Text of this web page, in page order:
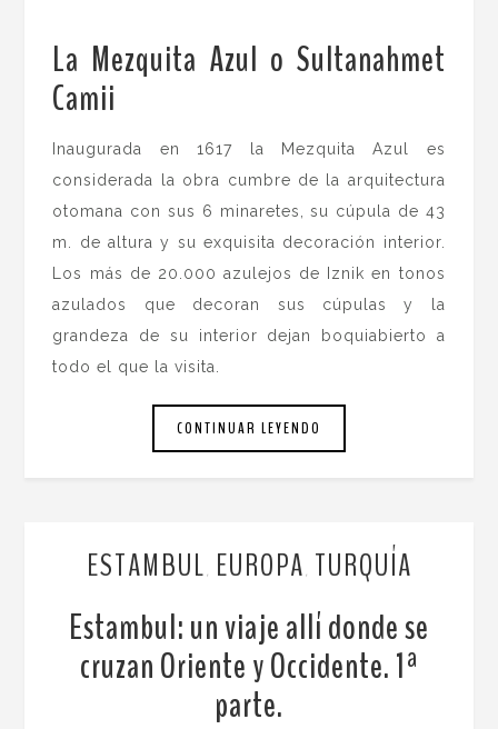
La Mezquita Azul o Sultanahmet
Camii
Inaugurada en 1617 la Mezquita Azul es
considerada la obra cumbre de la arquitectura
otomana con sus 6 minaretes, su cúpula de 43
m. de altura y su exquisita decoración interior.
Los más de 20.000 azulejos de Iznik en tonos
azulados que decoran sus cúpulas y la
grandeza de su interior dejan boquiabierto a
todo el que la visita.
CONTINUAR LEYENDO
ESTAMBUL EUROPA TURQUÍA
Estambul: un viaje allí donde se
cruzan Oriente y Occidente. 1ª
parte.